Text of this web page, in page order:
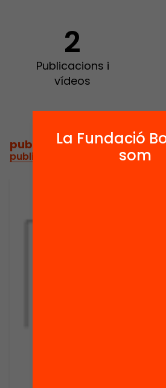
2
Publicacions i
vídeos
publicacions i vídeos/
publicacions i vídeos
La Fundació
som